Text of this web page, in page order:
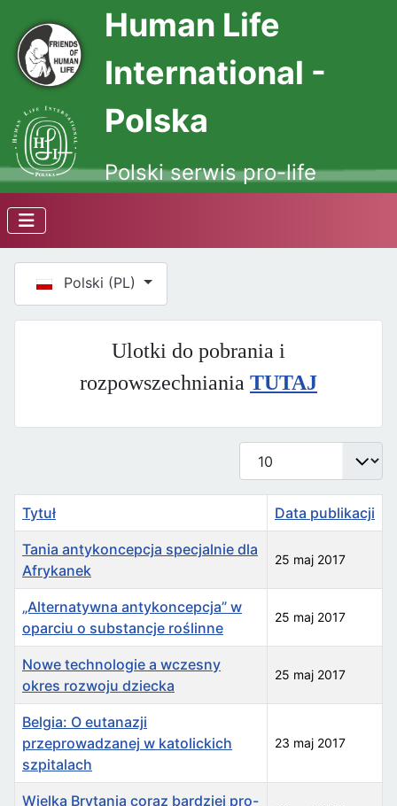
Human Life
International -
Polska
Polski serwis pro-life
Wybierz swój język
Polski (PL)
Ulotki do pobrania i
rozpowszechniania TUTAJ
Pokaż #
Tytuł Data publikacji
Tania antykoncepcja specjalnie dla
Afrykanek
25 maj 2017
„Alternatywna antykoncepcja” w
oparciu o substancje roślinne
25 maj 2017
Nowe technologie a wczesny
okres rozwoju dziecka
25 maj 2017
Belgia: O eutanazji
przeprowadzanej w katolickich
szpitalach
23 maj 2017
Wielka Brytania coraz bardziej pro-